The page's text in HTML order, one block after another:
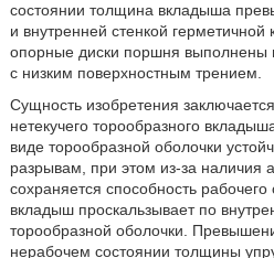
состоянии толщина вкладыша
и внутренней стенкой
опорные диски поршня выполнены
с низким поверхностным трением.
Сущность изобретения
нетекучего торообразного
виде торообразной оболочки
разрывам, при этом из-за наличия
сохраняется способность рабочего
вкладыш проскальзывает по
торообразной оболочки.
нерабочем состоянии толщины